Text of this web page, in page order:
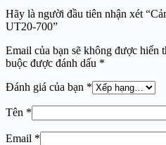
Hãy là người đầu tiên nhận xét
UT20-700”
Email của bạn sẽ không được hiển
buộc được đánh dấu *
Đánh giá của bạn *
Tên *
Email *